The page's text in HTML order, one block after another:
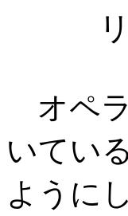
オペ
いてい
ように